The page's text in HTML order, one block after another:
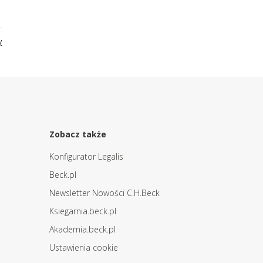
Zobacz także
Konfigurator Legalis
Beck.pl
Newsletter Nowości C.H.Beck
Ksiegarnia.beck.pl
Akademia.beck.pl
Ustawienia cookie